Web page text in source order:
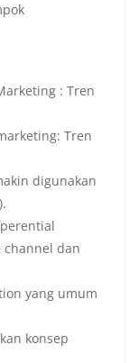
: Tren
Tren
digunakan
dan
yang umum
konsep